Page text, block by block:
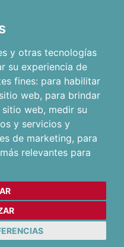
y otras tecnologías
su experiencia de
fines: para habilitar
web, para brindar
sitio web, medir su
y servicios y
de marketing, para
relevantes para